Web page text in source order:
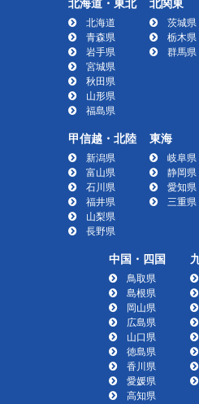
北海道・東北
北海道
青森県
岩手県
宮城県
秋田県
山形県
福島県
北関東
茨城県
栃木県
群馬県
甲信越・北陸
新潟県
富山県
石川県
福井県
山梨県
長野県
東海
岐阜県
静岡県
愛知県
三重県
中国・四国
鳥取県
島根県
岡山県
広島県
山口県
徳島県
香川県
愛媛県
高知県